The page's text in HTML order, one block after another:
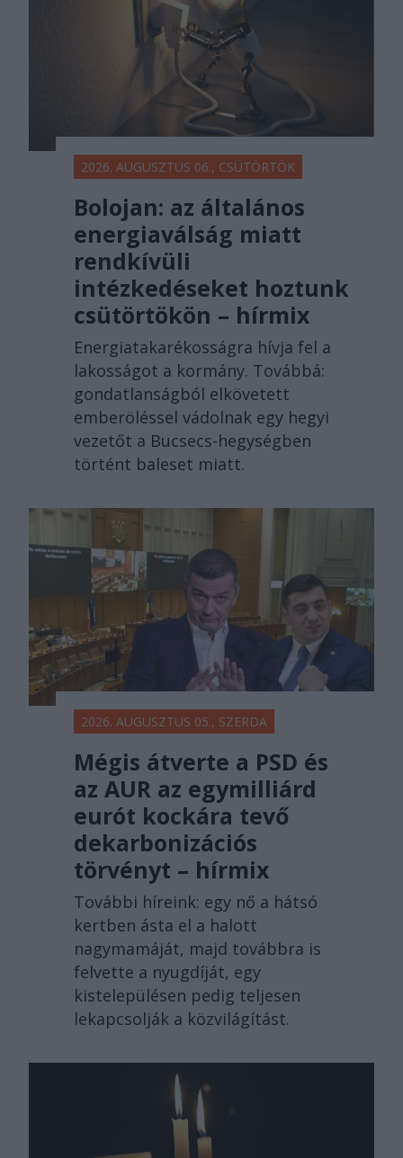
2026. AUGUSZTUS 06., CSÜTÖRTÖK
Bolojan: az általános
energiaválság miatt
rendkívüli
intézkedéseket hoztunk
csütörtökön – hírmix
Energiatakarékosságra hívja fel a
lakosságot a kormány. Továbbá:
gondatlanságból elkövetett
emberöléssel vádolnak egy hegyi
vezetőt a Bucsecs-hegységben
történt baleset miatt.
2026. AUGUSZTUS 05., SZERDA
Mégis átverte a PSD és
az AUR az egymilliárd
eurót kockára tevő
dekarbonizációs
törvényt – hírmix
További híreink: egy nő a hátsó
kertben ásta el a halott
nagymamáját, majd továbbra is
felvette a nyugdíját, egy
kistelepülésen pedig teljesen
lekapcsolják a közvilágítást.